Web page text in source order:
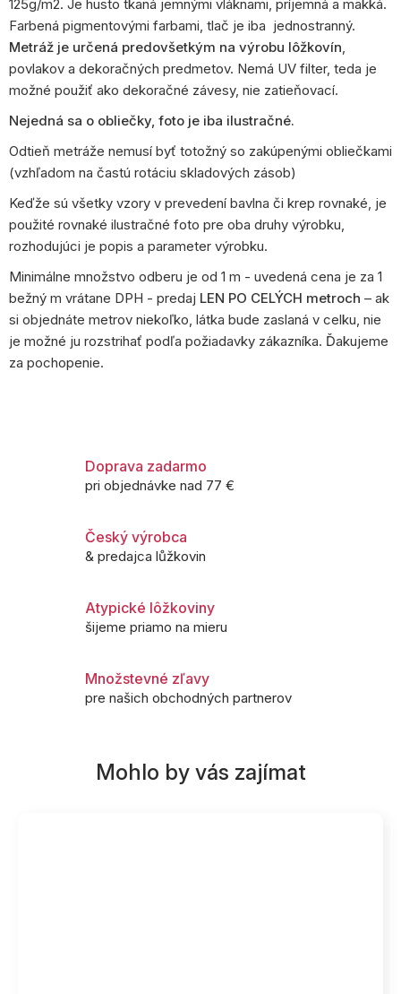
125g/m2. Je husto tkaná jemnými vláknami, príjemná a mäkká.
Farbená pigmentovými farbami, tlač je iba jednostranný.
Metráž je určená predovšetkým na výrobu lôžkovín,
povlakov a dekoračných predmetov. Nemá UV filter, teda je
možné použiť ako dekoračné závesy, nie zatieňovací.
Nejedná sa o obliečky, foto je iba ilustračné.
Odtieň metráže nemusí byť totožný so zakúpenými obliečkami
(vzhľadom na častú rotáciu skladových zásob)
Keďže sú všetky vzory v prevedení bavlna či krep rovnaké, je
použité rovnaké ilustračné foto pre oba druhy výrobku,
rozhodujúci je popis a parameter výrobku.
Minimálne množstvo odberu je od 1 m - uvedená cena je za 1
bežný m vrátane DPH - predaj LEN PO CELÝCH metroch – ak
si objednáte metrov niekoľko, látka bude zaslaná v celku, nie
je možné ju rozstrihať podľa požiadavky zákazníka. Ďakujeme
za pochopenie.
Doprava zadarmo
pri objednávke nad 77 €
Český výrobca
& predajca lůžkovin
Atypické lôžkoviny
šijeme priamo na mieru
Množstevné zľavy
pre našich obchodných partnerov